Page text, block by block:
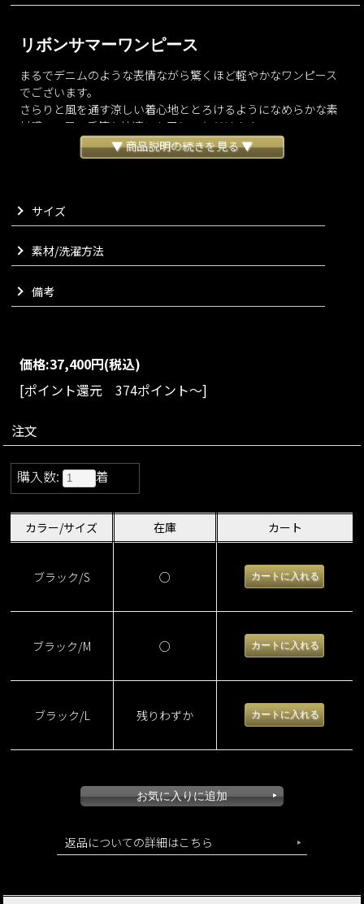
リボンサマーワンピース
まるでデニムのような表情ながら驚くほど軽やかなワンピース
でございます。
さらりと風を通す涼しい着心地ととろけるようになめらかな素
材感で、暑い季節も快適にお召しいただけます。
歩くたびに美しく揺れる分量感がありながらシワになりにくい
ため、長時間の移動やご旅行にもおすすめでございます。
に。
リラクシーながらも上品な空気感を纏える一枚に仕上げまし
た。
気負わず着られるのに雰囲気まで美しく整う、夏の日常を少し
VARIATION
▼ 商品説明の続きを見る ▼
サイズ
素材/洗濯方法
備考
価格:37,400円(税込)
[ポイント還元 374ポイント～]
注文
購入数: 着
カラー/サイズ 在庫 カート
ブラック/S ○
ブラック/M ○
ブラック/L 残りわずか
返品についての詳細はこちら